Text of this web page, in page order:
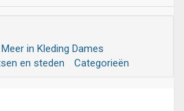
Meer in Kleding Dames
en steden Categorieën